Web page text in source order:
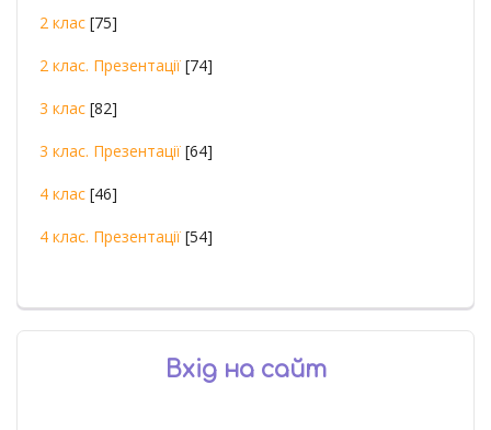
2 клас [75]
2 клас. Презентації [74]
3 клас [82]
3 клас. Презентації [64]
4 клас [46]
4 клас. Презентації [54]
Вхід на сайт